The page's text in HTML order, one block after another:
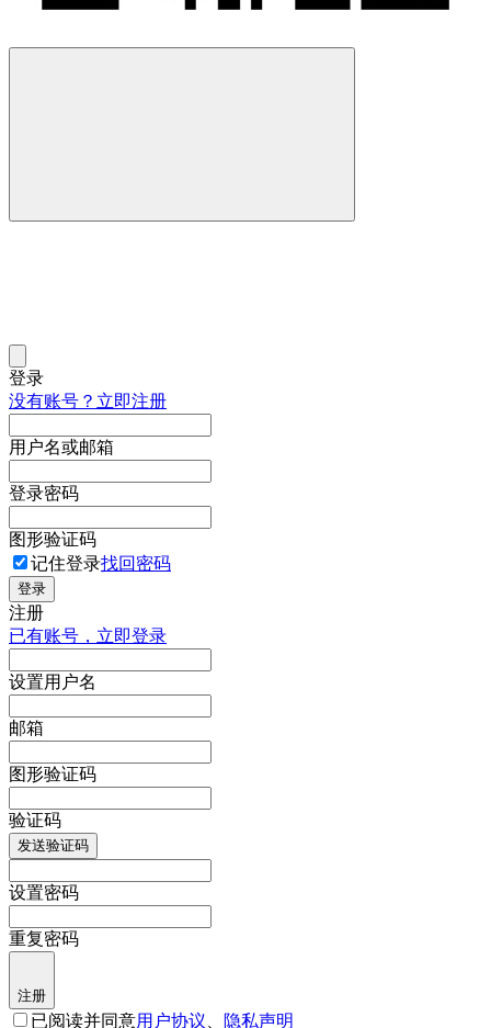
登录
没有账号？立即注册
用户名或邮箱
登录密码
图形验证码
记住登录找回密码
登录
注册
已有账号，立即登录
设置用户名
邮箱
图形验证码
验证码
发送验证码
设置密码
重复密码
注册
已阅读并同意用户协议 隐私声明